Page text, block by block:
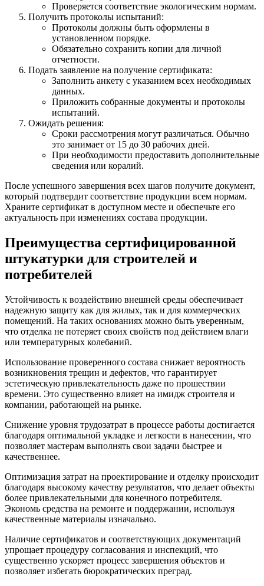
Проверяется соответствие экологическим нормам.
Получить протоколы испытаний:
Протоколы должны быть оформлены в
установленном порядке.
Обязательно сохранить копии для личной
отчетности.
Подать заявление на получение сертификата:
Заполнить анкету с указанием всех необходимых
данных.
Приложить собранные документы и протоколы
испытаний.
Ожидать решения:
Сроки рассмотрения могут различаться. Обычно
это занимает от 15 до 30 рабочих дней.
При необходимости предоставить дополнительные
сведения или коралий.
После успешного завершения всех шагов получите документ,
который подтвердит соответствие продукции всем нормам.
Храните сертификат в доступном месте и обеспечьте его
актуальность при изменениях состава продукции.
Преимущества сертифицированной
штукатурки для строителей и
потребителей
Устойчивость к воздействию внешней среды обеспечивает
надежную защиту как для жилых, так и для коммерческих
помещений. На таких основаниях можно быть уверенным,
что отделка не потеряет своих свойств под действием влаги
или температурных колебаний.
Использование проверенного состава снижает вероятность
возникновения трещин и дефектов, что гарантирует
эстетическую привлекательность даже по прошествии
времени. Это существенно влияет на имидж строителя и
компании, работающей на рынке.
Снижение уровня трудозатрат в процессе работы достигается
благодаря оптимальной укладке и легкости в нанесении, что
позволяет мастерам выполнять свои задачи быстрее и
качественнее.
Оптимизация затрат на проектирование и отделку происходит
благодаря высокому качеству результатов, что делает объекты
более привлекательными для конечного потребителя.
Экономь средства на ремонте и поддержании, используя
качественные материалы изначально.
Наличие сертификатов и соответствующих документаций
упрощает процедуру согласования и инспекций, что
существенно ускоряет процесс завершения объектов и
позволяет избегать бюрократических преград.